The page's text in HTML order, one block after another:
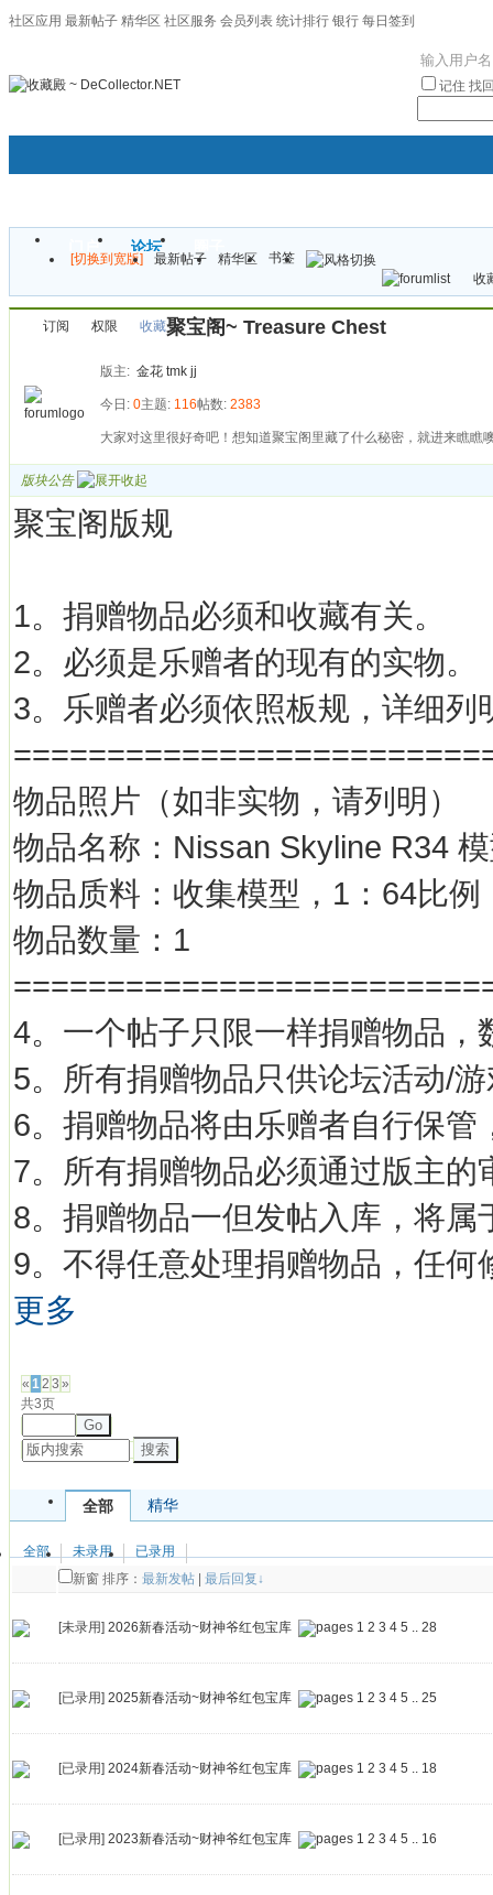
社区应用 最新帖子 精华区 社区服务 会员列表 统计排行 银行 每日签到
记住 找
门户 论坛
[切换到宽版] 最新帖子 精华区
书签
收
订阅 权限 聚宝阁~ Treasure Chest
收藏
版主: 金花 tmk jj
今日: 0主题: 116帖数: 2383
大家对这里很好奇吧！想知道聚宝阁里藏了什么秘密，就进来瞧瞧
版块公告
聚宝阁版规
1。捐赠物品必须和收藏有关。
2。必须是乐赠者的现有的实物。
3。乐赠者必须依照板规，详细列
物品照片（如非实物，请列明）
物品名称：Nissan Skyline R34
物品质料：收集模型，1：64比例
物品数量：1
4。一个帖子只限一样捐赠物品，
5。所有捐赠物品只供论坛活动/
6。捐赠物品将由乐赠者自行保管
7。所有捐赠物品必须通过版主的
8。捐赠物品一但发帖入库，将属
9。不得任意处理捐赠物品，任何
更多
« 12 3 »
共3页
Go
搜索
全部 精华
全部 未录用
已录用
新窗 排序： 最新发帖 最后回复↓
[未录用] 2026新春活动~财神爷红包宝库 1 2 3 4 5 .. 28
[已录用] 2025新春活动~财神爷红包宝库 1 2 3 4 5 .. 25
[已录用] 2024新春活动~财神爷红包宝库 1 2 3 4 5 .. 18
[已录用] 2023新春活动~财神爷红包宝库 1 2 3 4 5 .. 16